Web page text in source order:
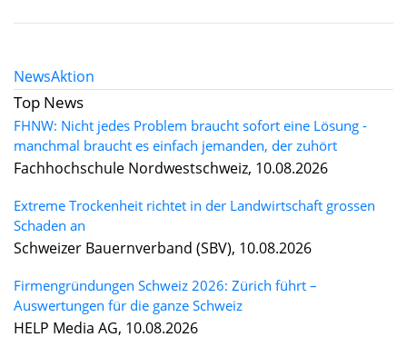
NewsAktion
Top News
FHNW: Nicht jedes Problem braucht sofort eine Lösung -
manchmal braucht es einfach jemanden, der zuhört
Fachhochschule Nordwestschweiz, 10.08.2026
Extreme Trockenheit richtet in der Landwirtschaft grossen
Schaden an
Schweizer Bauernverband (SBV), 10.08.2026
Firmengründungen Schweiz 2026: Zürich führt –
Auswertungen für die ganze Schweiz
HELP Media AG, 10.08.2026